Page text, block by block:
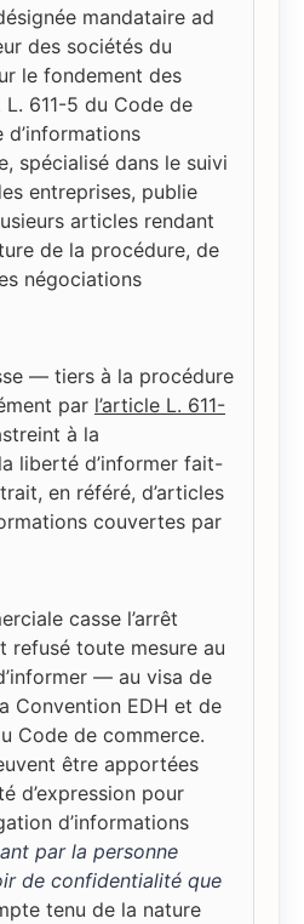
mandataire ad
des sociétés du
le fondement des
611-5 du Code de
d’informations
spécialisé dans le suivi
entreprises, publie
articles rendant
de la procédure, de
négociations
— tiers à la procédure
par l’article L. 611-
à la
liberté d’informer fait-
en référé, d’articles
couvertes par
casse l’arrêt
refusé toute mesure au
— au visa de
Convention EDH et de
Code de commerce.
être apportées
d’expression pour
d’informations
par la personne
de confidentialité que
tenu de la nature